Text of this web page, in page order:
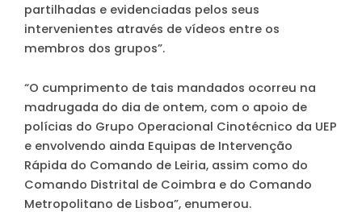
partilhadas e evidenciadas pelos seus
intervenientes através de vídeos entre os
membros dos grupos”.
“O cumprimento de tais mandados ocorreu na
madrugada do dia de ontem, com o apoio de
polícias do Grupo Operacional Cinotécnico da UEP
e envolvendo ainda Equipas de Intervenção
Rápida do Comando de Leiria, assim como do
Comando Distrital de Coimbra e do Comando
Metropolitano de Lisboa”, enumerou.